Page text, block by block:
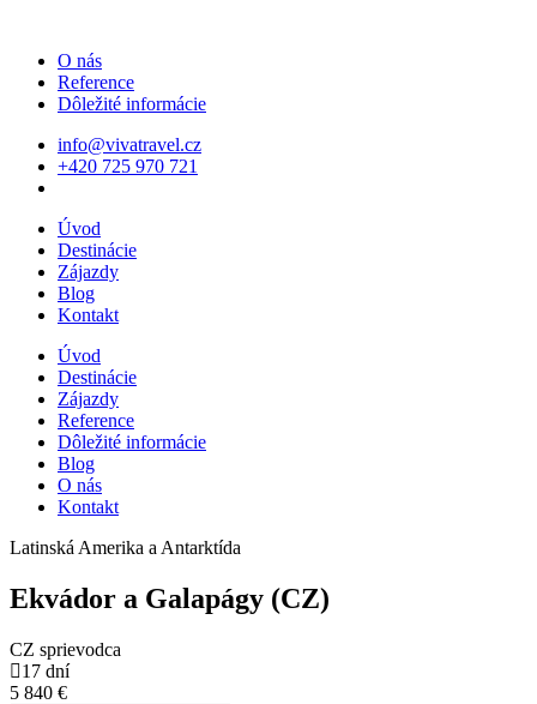
O nás
Reference
Dôležité informácie
info@vivatravel.cz
+420 725 970 721
Úvod
Destinácie
Zájazdy
Blog
Kontakt
Úvod
Destinácie
Zájazdy
Reference
Dôležité informácie
Blog
O nás
Kontakt
Latinská Amerika a Antarktída
Ekvádor a Galapágy (CZ)
CZ sprievodca
17 dní
5 840 €